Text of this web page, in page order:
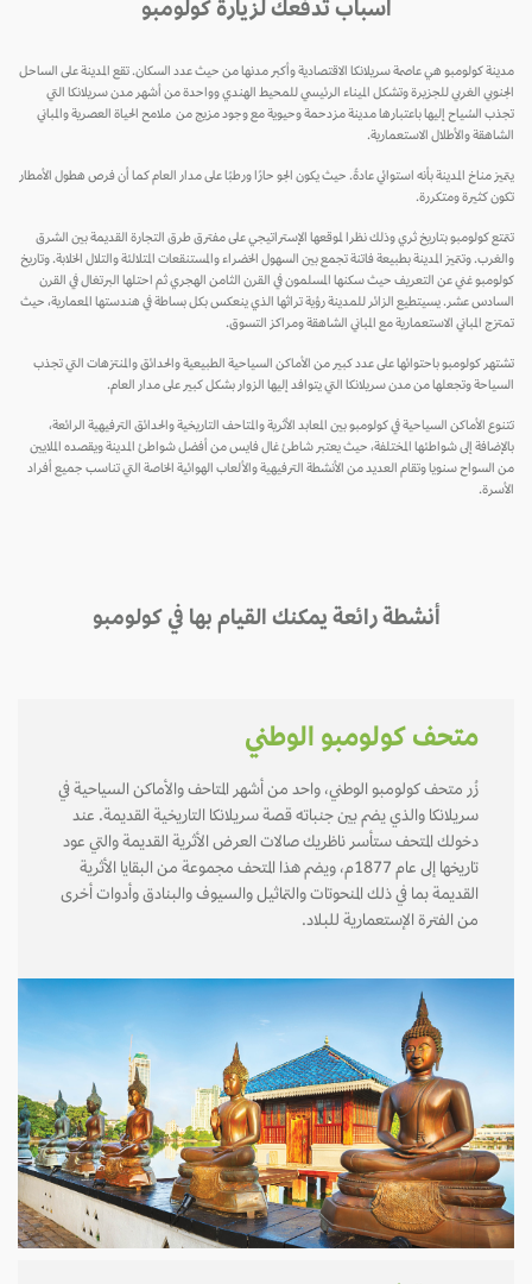
أسباب تدفعك لزيارة كولومبو
مدينة كولومبو هي عاصمة سريلانكا الاقتصادية وأكبر مدنها من حيث عدد السكان. تقع المدينة على الساحل
الجنوبي الغربي للجزيرة وتشكل الميناء الرئيسي للمحيط الهندي وواحدة من أشهر مدن سريلانكا التي
تجذب السُياح إليها باعتبارها مدينة مزدحمة وحيوية مع وجود مزيج من ملامح الحياة العصرية والمباني
الشاهقة والأطلال الاستعمارية.
يتميز مناخ المدينة بأنه استوائي عادةً. حيث يكون الجو حارًا ورطبًا على مدار العام كما أن فرص هطول الأمطار
تكون كثيرة ومتكررة.
تتمتع كولومبو بتاريخ ثري وذلك نظرا لموقعها الإستراتيجي على مفترق طرق التجارة القديمة بين الشرق
والغرب. وتتميز المدينة بطبيعة فاتنة تجمع بين السهول الخضراء والمستنقعات المتلالئة والتلال الخلابة. وتاريخ
كولومبو غني عن التعريف حيث سكنها المسلمون في القرن الثامن الهجري ثم احتلها البرتغال في القرن
السادس عشر. يسيتطيع الزائر للمدينة رؤية تراثها الذي ينعكس بكل بساطة في هندستها المعمارية، حيث
تمتزج المباني الاستعمارية مع المباني الشاهقة ومراكز التسوق.
تشتهر كولومبو باحتوائها على عدد كبير من الأماكن السياحية الطبيعية والحدائق والمنتزهات التي تجذب
السياحة وتجعلها من مدن سريلانكا التي يتوافد إليها الزوار بشكل كبير على مدار العام.
تتنوع الأماكن السياحية في كولومبو بين المعابد الأثرية والمتاحف التاريخية والحدائق الترفيهية الرائعة،
بالإضافة إلى شواطئها المختلفة، حيث يعتبر شاطئ غال فايس من أفضل شواطئ المدينة ويقصده الملايين
من السواح سنويا وتقام العديد من الأنشطة الترفيهية والألعاب الهوائية الخاصة التي تناسب جميع أفراد
الأسرة.
أنشطة رائعة يمكنك القيام بها في كولومبو
متحف كولومبو الوطني
زُر متحف كولومبو الوطني، واحد من أشهر المتاحف والأماكن السياحية في
سريلانكا والذي يضم بين جنباته قصة سريلانكا التاريخية القديمة. عند
دخولك المتحف ستأسر ناظريك صالات العرض الأثرية القديمة والتي عود
تاريخها إلى عام 1877م، ويضم هذا المتحف مجموعة من البقايا الأثرية
القديمة بما في ذلك المنحوتات والتماثيل والسيوف والبنادق وأدوات أخرى
من الفترة الإستعمارية للبلاد.